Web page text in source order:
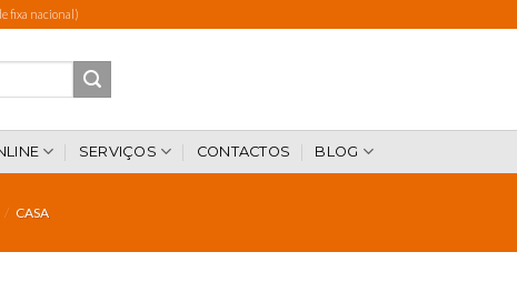
fixa nacional)
SERVIÇOS CONTACTOS BLOG
/ CASA